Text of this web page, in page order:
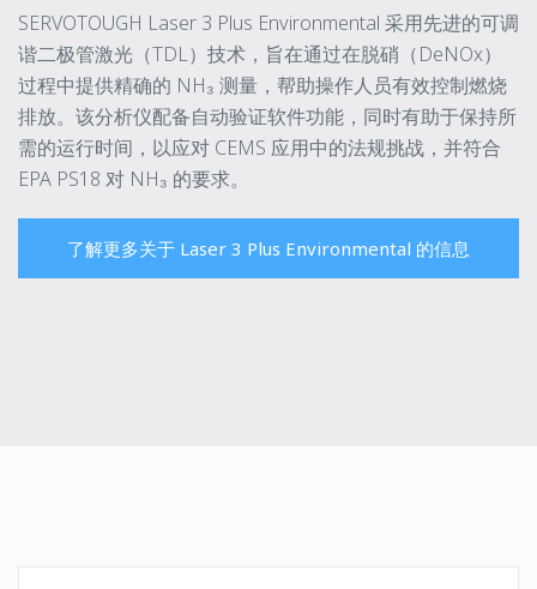
SERVOTOUGH Laser 3 Plus Environmental 采用先进的可调
谐二极管激光（TDL）技术，旨在通过在脱硝（DeNOx）
过程中提供精确的 NH₃ 测量，帮助操作人员有效控制燃烧
排放。该分析仪配备自动验证软件功能，同时有助于保持所
需的运行时间，以应对 CEMS 应用中的法规挑战，并符合
EPA PS18 对 NH₃ 的要求。
了解更多关于 Laser 3 Plus Environmental 的信息